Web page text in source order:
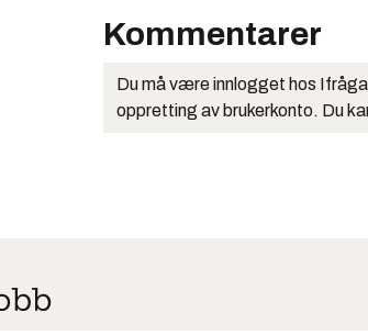
Kommentarer
Du må være innlogget hos
oppretting av brukerkonto. Du